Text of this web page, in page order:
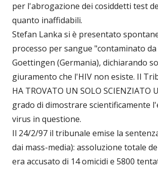
per l'abrogazione dei cosiddetti test
quanto inaffidabili.
Stefan Lanka si è presentato
processo per sangue "contaminato da
Goettingen (Germania), dichiarando
giuramento che l'HIV non esiste. Il
HA TROVATO UN SOLO SCIENZIATO
grado di dimostrare scientificamente
virus in questione.
Il 24/2/97 il tribunale emise la
dai mass-media): assoluzione totale
era accusato di 14 omicidi e 5800